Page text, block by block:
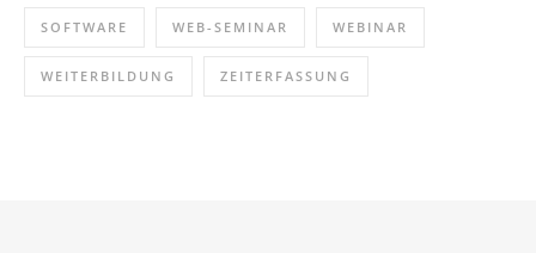
SOFTWARE WEB-SEMINAR WEBINAR
WEITERBILDUNG ZEITERFASSUNG